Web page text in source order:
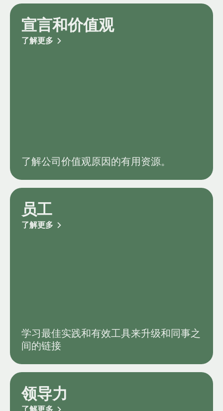
宣言和价值观
了解更多
了解公司价值观原因的有用资源。
员工
了解更多
学习最佳实践和有效工具来升级和同事之
间的链接
领导力